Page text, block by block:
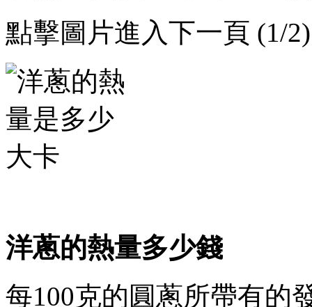
點擊圖片進入下一頁 (1/2)
洋蔥的熱量多少錢
每100克的圓蔥所帶有的發